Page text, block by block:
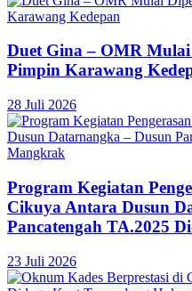
Duet Gina – OMR
Pimpin Karawang
28 Juli 2026
Program Kegiatan
Cikuya Antara Dusun
Pancatengah TA.2025
23 Juli 2026